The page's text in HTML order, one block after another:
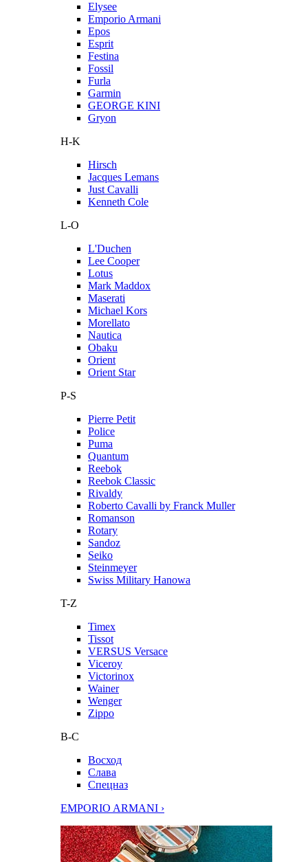
Elysee
Emporio Armani
Epos
Esprit
Festina
Fossil
Furla
Garmin
GEORGE KINI
Gryon
H-K
Hirsch
Jacques Lemans
Just Cavalli
Kenneth Cole
L-O
L'Duchen
Lee Cooper
Lotus
Mark Maddox
Maserati
Michael Kors
Morellato
Nautica
Obaku
Orient
Orient Star
P-S
Pierre Petit
Police
Puma
Quantum
Reebok
Reebok Classic
Rivaldy
Roberto Cavalli by Franck Muller
Romanson
Rotary
Sandoz
Seiko
Steinmeyer
Swiss Military Hanowa
T-Z
Timex
Tissot
VERSUS Versace
Viceroy
Victorinox
Wainer
Wenger
Zippo
В-С
Восход
Слава
Спецназ
EMPORIO ARMANI ›